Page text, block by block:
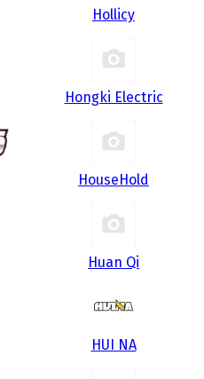
Hollicy
Hongki Electric
HouseHold
Huan Qi
HUI NA